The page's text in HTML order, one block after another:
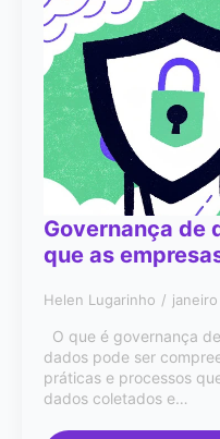
Governança de
que as
Helen Lugarinho
O que é governança
dados pode ser
práticas e processos
dados coletados e…